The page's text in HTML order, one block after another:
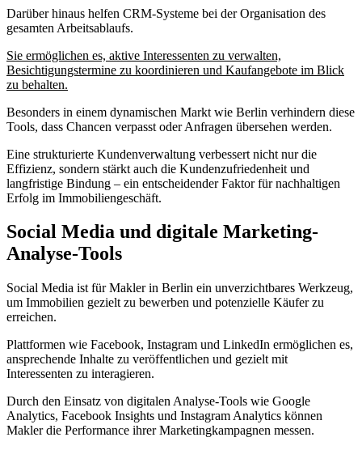
Darüber hinaus helfen CRM-Systeme bei der Organisation des
gesamten Arbeitsablaufs.
Sie ermöglichen es, aktive Interessenten zu verwalten,
Besichtigungstermine zu koordinieren und Kaufangebote im Blick
zu behalten.
Besonders in einem dynamischen Markt wie Berlin verhindern diese
Tools, dass Chancen verpasst oder Anfragen übersehen werden.
Eine strukturierte Kundenverwaltung verbessert nicht nur die
Effizienz, sondern stärkt auch die Kundenzufriedenheit und
langfristige Bindung – ein entscheidender Faktor für nachhaltigen
Erfolg im Immobiliengeschäft.
Social Media und digitale Marketing-
Analyse-Tools
Social Media ist für Makler in Berlin ein unverzichtbares Werkzeug,
um Immobilien gezielt zu bewerben und potenzielle Käufer zu
erreichen.
Plattformen wie Facebook, Instagram und LinkedIn ermöglichen es,
ansprechende Inhalte zu veröffentlichen und gezielt mit
Interessenten zu interagieren.
Durch den Einsatz von digitalen Analyse-Tools wie Google
Analytics, Facebook Insights und Instagram Analytics können
Makler die Performance ihrer Marketingkampagnen messen.